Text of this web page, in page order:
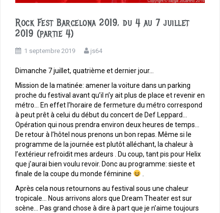
Rock Fest Barcelona 2019, du 4 au 7 juillet
2019 (partie 4)
1 septembre 2019 js64
Dimanche 7 juillet, quatrième et dernier jour…
Mission de la matinée: amener la voiture dans un parking
proche du festival avant qu’il n’y ait plus de place et revenir en
métro… En effet l’horaire de fermeture du métro correspond
à peut prêt à celui du début du concert de Def Leppard…
Opération qui nous prendra environ deux heures de temps…
De retour à l’hôtel nous prenons un bon repas. Même si le
programme de la journée est plutôt alléchant, la chaleur à
l’extérieur refroidit mes ardeurs . Du coup, tant pis pour Helix
que j’aurai bien voulu revoir. Donc au programme: sieste et
finale de la coupe du monde féminine
Après cela nous retournons au festival sous une chaleur
tropicale… Nous arrivons alors que Dream Theater est sur
scène… Pas grand chose à dire à part que je n’aime toujours